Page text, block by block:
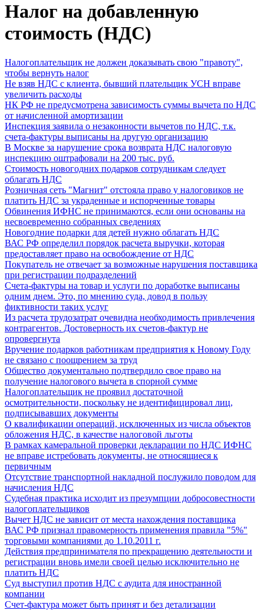
Налог на добавленную
стоимость (НДС)
Налогоплательщик не должен доказывать свою "правоту",
чтобы вернуть налог
Не взяв НДС с клиента, бывший плательщик УСН вправе
увеличить расходы
НК РФ не предусмотрена зависимость суммы вычета по НДС
от начисленной амортизации
Инспекция заявила о незаконности вычетов по НДС, т.к.
счета-фактуры выписаны на другую организацию
В Москве за нарушение срока возврата НДС налоговую
инспекцию оштрафовали на 200 тыс. руб.
Стоимость новогодних подарков сотрудникам следует
облагать НДС
Розничная сеть "Магнит" отстояла право у налоговиков не
платить НДС за украденные и испорченные товары
Обвинения ИФНС не принимаются, если они основаны на
несвоевременно собранных сведениях
Новогодние подарки для детей нужно облагать НДС
ВАС РФ определил порядок расчета выручки, которая
предоставляет право на освобождение от НДС
Покупатель не отвечает за возможные нарушения поставщика
при регистрации подразделений
Счета-фактуры на товар и услуги по доработке выписаны
одним днем. Это, по мнению суда, довод в пользу
фиктивности таких услуг
Из расчета трудозатрат очевидна необходимость привлечения
контрагентов. Достоверность их счетов-фактур не
опровергнута
Вручение подарков работникам предприятия к Новому Году
не связано с поощрением за труд
Общество документально подтвердило свое право на
получение налогового вычета в спорной сумме
Налогоплательщик не проявил достаточной
осмотрительности, поскольку не идентифицировал лиц,
подписывавших документы
О квалификации операций, исключенных из числа объектов
обложения НДС, в качестве налоговой льготы
В рамках камеральной проверки декларации по НДС ИФНС
не вправе истребовать документы, не относящиеся к
первичным
Отсутствие транспортной накладной послужило поводом для
начисления НДС
Судебная практика исходит из презумпции добросовестности
налогоплательщиков
Вычет НДС не зависит от места нахождения поставщика
ВАС РФ признал правомерность применения правила "5%"
торговыми компаниями до 1.10.2011 г.
Действия предпринимателя по прекращению деятельности и
регистрации вновь имели своей целью исключительно не
платить НДС
Суд выступил против НДС с аудита для иностранной
компании
Счет-фактура может быть принят и без детализации